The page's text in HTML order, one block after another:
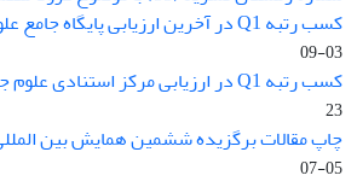
کسب رتبه Q1 در آخرین ارزیابی پایگاه جامع علوم استنادی ...
03-09
کسب رتبه Q1 در ارزیابی مرکز استنادی علوم جهان اسلام ...
23
چاپ مقالات برگزیده ششمین همایش بین
05-07